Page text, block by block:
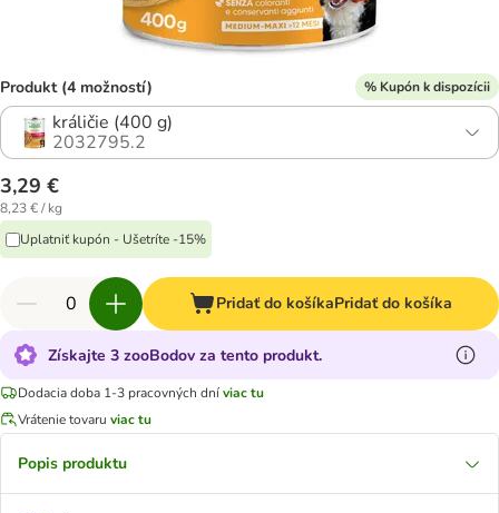
Produkt (4 možností) % Kupón k dispozícii
králičie (400 g)
2032795.2
3,29 €
8,23 € / kg
Uplatniť kupón - Ušetríte -15%
Pridať do košíkaPridať do košíka
Získajte 3 zooBodov za tento produkt.
Dodacia doba 1-3 pracovných dníviac tu
Vrátenie tovaru viac tu
Popis produktu